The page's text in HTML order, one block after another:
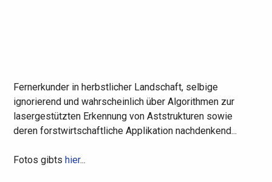
Fernerkunder in herbstlicher Landschaft, selbige
ignorierend und wahrscheinlich über Algorithmen zur
lasergestützten Erkennung von Aststrukturen sowie
deren forstwirtschaftliche Applikation nachdenkend...
Fotos gibts hier...